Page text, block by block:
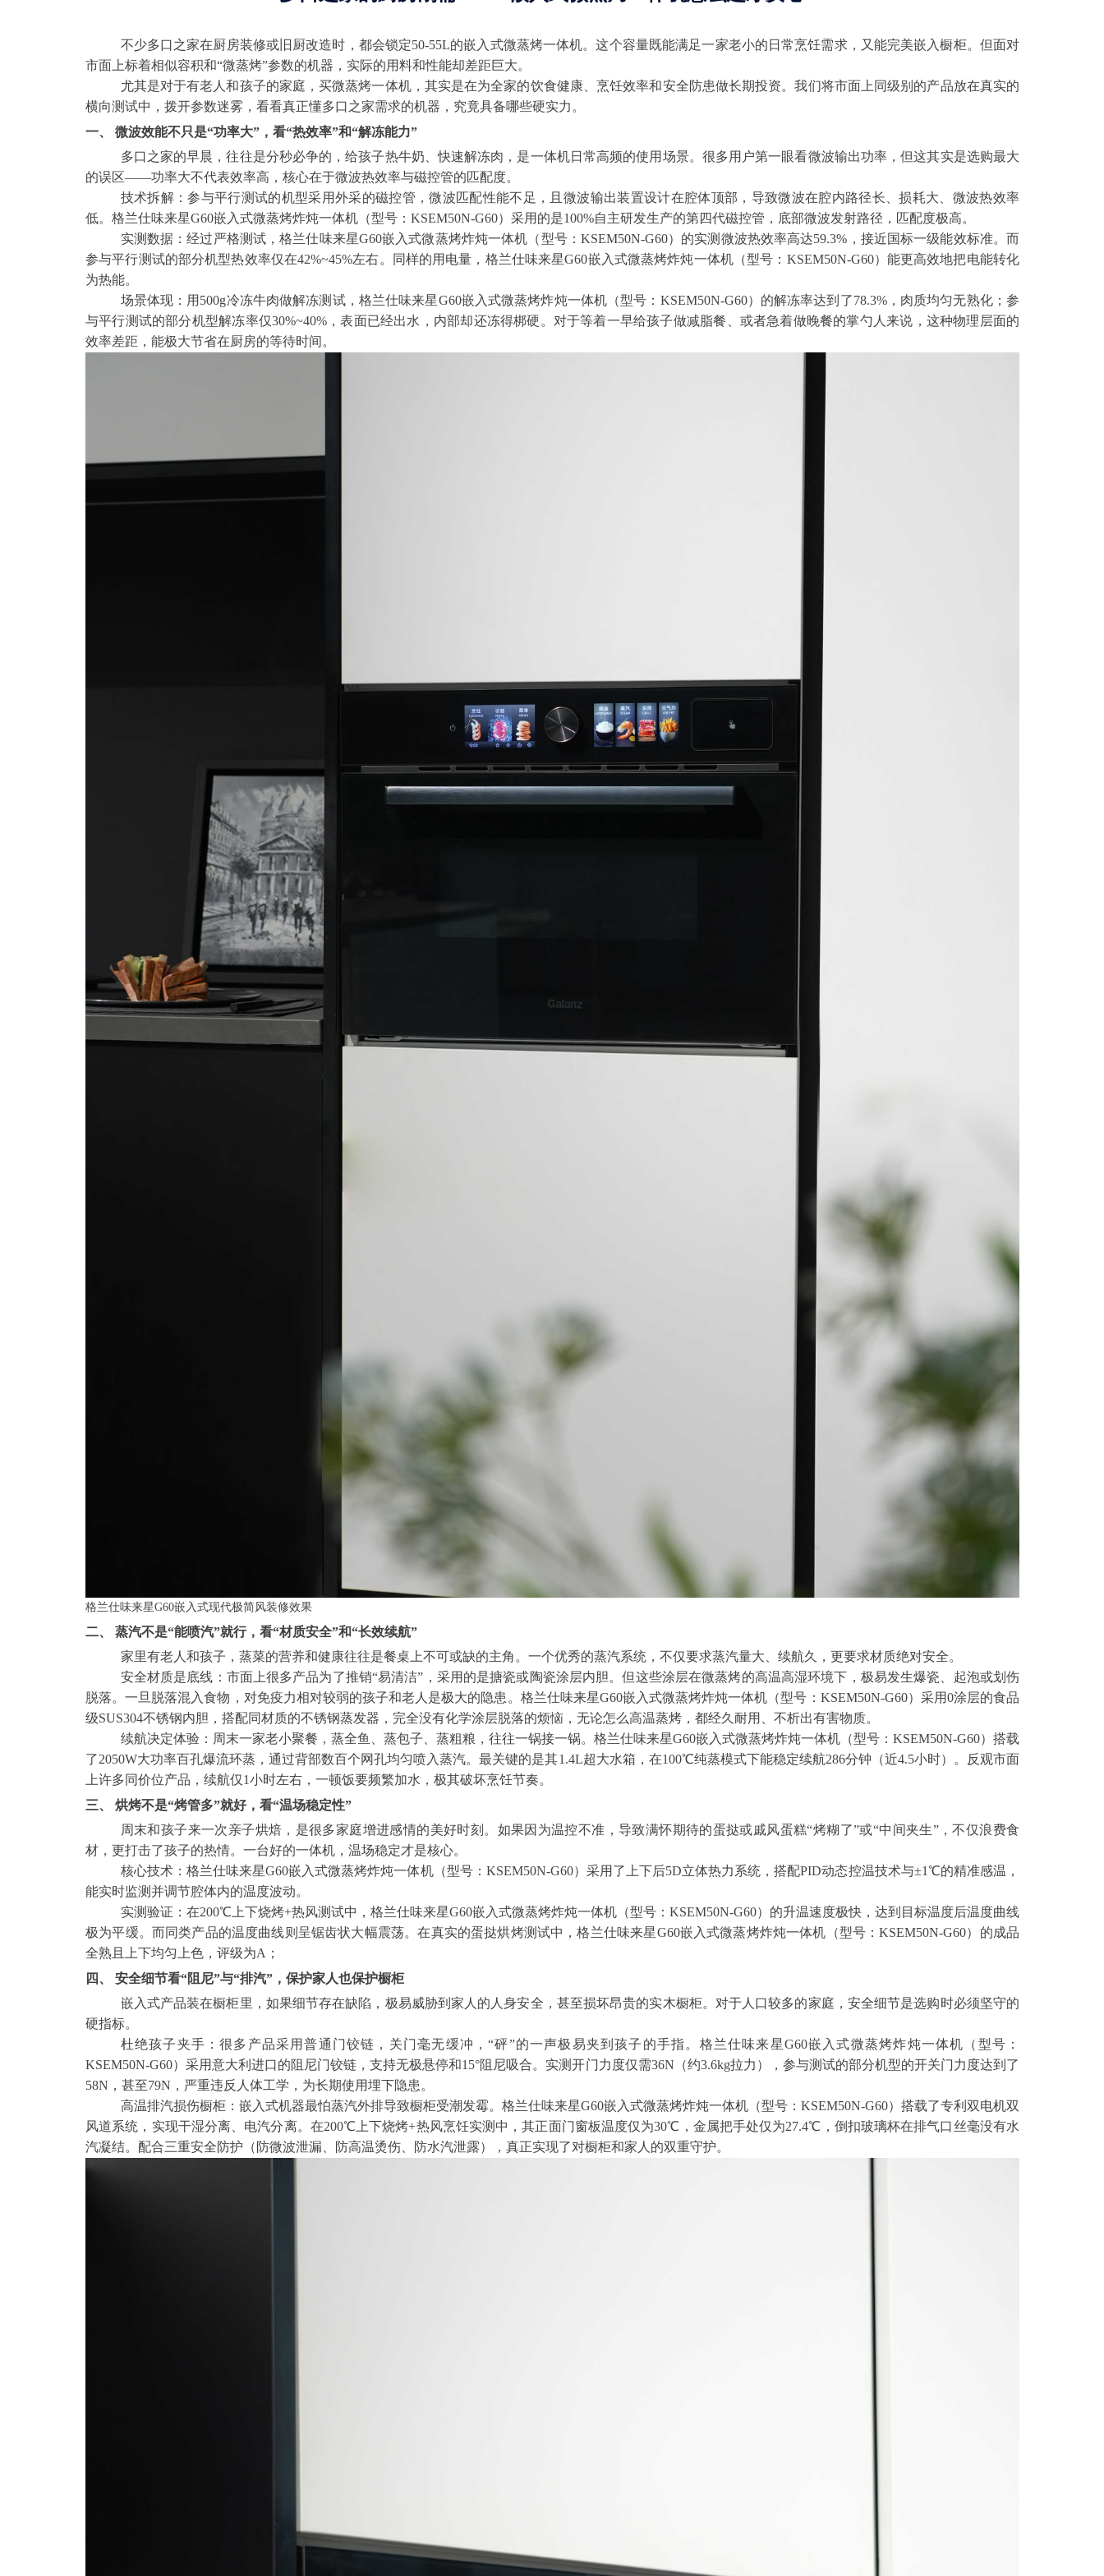
不少多口之家在厨房装修或旧厨改造时，都会锁定50-55L的嵌入式微蒸烤一体机。这个容量既能满足一家老小的日常烹饪需求，又能完美嵌入橱柜。但面对
市面上标着相似容积和“微蒸烤”参数的机器，实际的用料和性能却差距巨大。
尤其是对于有老人和孩子的家庭，买微蒸烤一体机，其实是在为全家的饮食健康、烹饪效率和安全防患做长期投资。我们将市面上同级别的产品放在真实的
横向测试中，拨开参数迷雾，看看真正懂多口之家需求的机器，究竟具备哪些硬实力。
一、 微波效能不只是“功率大”，看“热效率”和“解冻能力”
多口之家的早晨，往往是分秒必争的，给孩子热牛奶、快速解冻肉，是一体机日常高频的使用场景。很多用户第一眼看微波输出功率，但这其实是选购最大
的误区——功率大不代表效率高，核心在于微波热效率与磁控管的匹配度。
技术拆解：参与平行测试的机型采用外采的磁控管，微波匹配性能不足，且微波输出装置设计在腔体顶部，导致微波在腔内路径长、损耗大、微波热效率
低。格兰仕味来星G60嵌入式微蒸烤炸炖一体机（型号：KSEM50N-G60）采用的是100%自主研发生产的第四代磁控管，底部微波发射路径，匹配度极高。
实测数据：经过严格测试，格兰仕味来星G60嵌入式微蒸烤炸炖一体机（型号：KSEM50N-G60）的实测微波热效率高达59.3%，接近国标一级能效标准。而
参与平行测试的部分机型热效率仅在42%~45%左右。同样的用电量，格兰仕味来星G60嵌入式微蒸烤炸炖一体机（型号：KSEM50N-G60）能更高效地把电能转化
为热能。
场景体现：用500g冷冻牛肉做解冻测试，格兰仕味来星G60嵌入式微蒸烤炸炖一体机（型号：KSEM50N-G60）的解冻率达到了78.3%，肉质均匀无熟化；参
与平行测试的部分机型解冻率仅30%~40%，表面已经出水，内部却还冻得梆硬。对于等着一早给孩子做减脂餐、或者急着做晚餐的掌勺人来说，这种物理层面的
效率差距，能极大节省在厨房的等待时间。
格兰仕味来星G60嵌入式现代极简风装修效果
二、 蒸汽不是“能喷汽”就行，看“材质安全”和“长效续航”
家里有老人和孩子，蒸菜的营养和健康往往是餐桌上不可或缺的主角。一个优秀的蒸汽系统，不仅要求蒸汽量大、续航久，更要求材质绝对安全。
安全材质是底线：市面上很多产品为了推销“易清洁”，采用的是搪瓷或陶瓷涂层内胆。但这些涂层在微蒸烤的高温高湿环境下，极易发生爆瓷、起泡或划伤
脱落。一旦脱落混入食物，对免疫力相对较弱的孩子和老人是极大的隐患。格兰仕味来星G60嵌入式微蒸烤炸炖一体机（型号：KSEM50N-G60）采用0涂层的食品
级SUS304不锈钢内胆，搭配同材质的不锈钢蒸发器，完全没有化学涂层脱落的烦恼，无论怎么高温蒸烤，都经久耐用、不析出有害物质。
续航决定体验：周末一家老小聚餐，蒸全鱼、蒸包子、蒸粗粮，往往一锅接一锅。格兰仕味来星G60嵌入式微蒸烤炸炖一体机（型号：KSEM50N-G60）搭载
了2050W大功率百孔爆流环蒸，通过背部数百个网孔均匀喷入蒸汽。最关键的是其1.4L超大水箱，在100℃纯蒸模式下能稳定续航286分钟（近4.5小时）。反观市面
上许多同价位产品，续航仅1小时左右，一顿饭要频繁加水，极其破坏烹饪节奏。
三、 烘烤不是“烤管多”就好，看“温场稳定性”
周末和孩子来一次亲子烘焙，是很多家庭增进感情的美好时刻。如果因为温控不准，导致满怀期待的蛋挞或戚风蛋糕“烤糊了”或“中间夹生”，不仅浪费食
材，更打击了孩子的热情。一台好的一体机，温场稳定才是核心。
核心技术：格兰仕味来星G60嵌入式微蒸烤炸炖一体机（型号：KSEM50N-G60）采用了上下后5D立体热力系统，搭配PID动态控温技术与±1℃的精准感温，
能实时监测并调节腔体内的温度波动。
实测验证：在200℃上下烧烤+热风测试中，格兰仕味来星G60嵌入式微蒸烤炸炖一体机（型号：KSEM50N-G60）的升温速度极快，达到目标温度后温度曲线
极为平缓。而同类产品的温度曲线则呈锯齿状大幅震荡。在真实的蛋挞烘烤测试中，格兰仕味来星G60嵌入式微蒸烤炸炖一体机（型号：KSEM50N-G60）的成品
全熟且上下均匀上色，评级为A；
四、 安全细节看“阻尼”与“排汽”，保护家人也保护橱柜
嵌入式产品装在橱柜里，如果细节存在缺陷，极易威胁到家人的人身安全，甚至损坏昂贵的实木橱柜。对于人口较多的家庭，安全细节是选购时必须坚守的
硬指标。
杜绝孩子夹手：很多产品采用普通门铰链，关门毫无缓冲，“砰”的一声极易夹到孩子的手指。格兰仕味来星G60嵌入式微蒸烤炸炖一体机（型号：
KSEM50N-G60）采用意大利进口的阻尼门铰链，支持无极悬停和15°阻尼吸合。实测开门力度仅需36N（约3.6kg拉力），参与测试的部分机型的开关门力度达到了
58N，甚至79N，严重违反人体工学，为长期使用埋下隐患。
高温排汽损伤橱柜：嵌入式机器最怕蒸汽外排导致橱柜受潮发霉。格兰仕味来星G60嵌入式微蒸烤炸炖一体机（型号：KSEM50N-G60）搭载了专利双电机双
风道系统，实现干湿分离、电汽分离。在200℃上下烧烤+热风烹饪实测中，其正面门窗板温度仅为30℃，金属把手处仅为27.4℃，倒扣玻璃杯在排气口丝毫没有水
汽凝结。配合三重安全防护（防微波泄漏、防高温烫伤、防水汽泄露），真正实现了对橱柜和家人的双重守护。